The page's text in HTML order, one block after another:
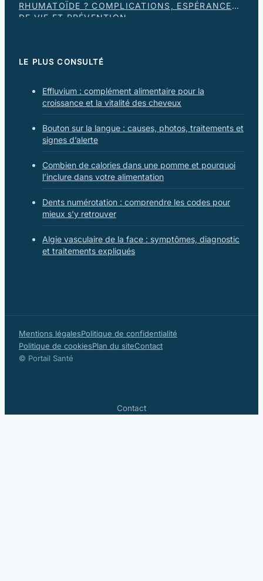
RHUMATOÏDE ? COMPLICATIONS, ESPÉRANCE
DE VIE ET PRÉVENTION
LE PLUS CONSULTÉ
Effluvium : complément alimentaire pour la
croissance et la vitalité des cheveux
Bouton sur la langue : causes, photos, traitements et
signes d’alerte
Combien de calories dans une pomme et pourquoi
l’inclure dans votre alimentation
Dents numérotation : comprendre les codes pour
mieux s’y retrouver
Algie vasculaire de la face : symptômes, diagnostic
et traitements expliqués
Mentions légalesPolitique de confidentialité
Politique de cookiesPlan du siteContact
© Portail Santé
Contact